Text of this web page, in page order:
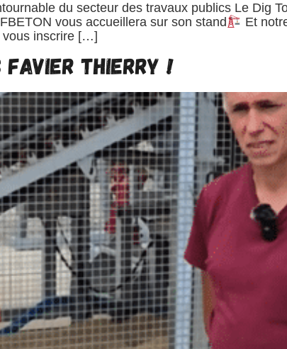
du secteur des travaux publics Le Dig
vous accueillera sur son stand
Et
vous inscrire […]
FAVIER THIERRY !